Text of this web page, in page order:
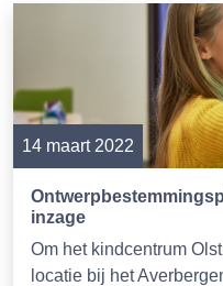
14 maart 2022
inzage
Om het kindcentrum
locatie bij het